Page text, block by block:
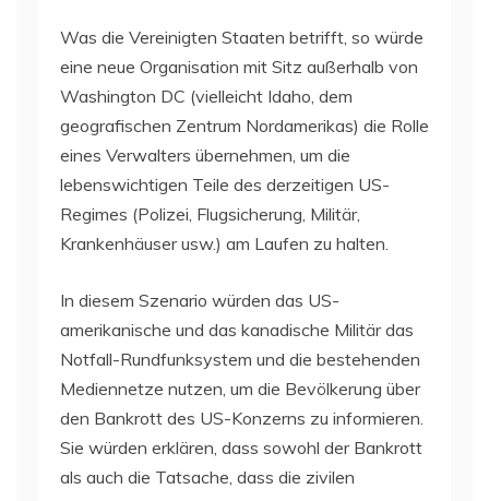
Was die Vereinigten Staaten betrifft, so würde
eine neue Organisation mit Sitz außerhalb von
Washington DC (vielleicht Idaho, dem
geografischen Zentrum Nordamerikas) die Rolle
eines Verwalters übernehmen, um die
lebenswichtigen Teile des derzeitigen US-
Regimes (Polizei, Flugsicherung, Militär,
Krankenhäuser usw.) am Laufen zu halten.
In diesem Szenario würden das US-
amerikanische und das kanadische Militär das
Notfall-Rundfunksystem und die bestehenden
Mediennetze nutzen, um die Bevölkerung über
den Bankrott des US-Konzerns zu informieren.
Sie würden erklären, dass sowohl der Bankrott
als auch die Tatsache, dass die zivilen